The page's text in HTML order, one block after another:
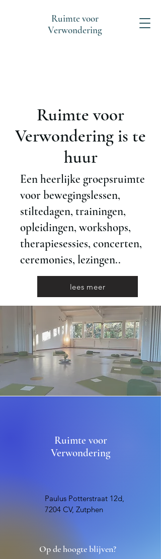
Ruimte voor
Verwondering
Ruimte voor
Verwondering is te
huur
Een heerlijke groepsruimte
voor bewegingslessen,
stiltedagen, trainingen,
opleidingen, workshops,
therapiesessies, concerten,
ceremonies, lezingen..
lees meer
Ruimte voor
Verwondering
Paulus Potterstraat 12d,
7204 CV, Zutphen
Op de hoogte blijven?